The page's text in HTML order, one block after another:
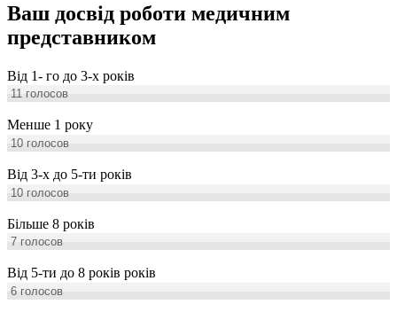
Ваш досвід роботи медичним
представником
Від 1- го до 3-х років
11 голосов
Менше 1 року
10 голосов
Від 3-х до 5-ти років
10 голосов
Більше 8 років
7 голосов
Від 5-ти до 8 років років
6 голосов